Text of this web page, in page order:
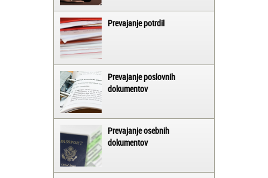
Prevajanje potrdil
Prevajanje poslovnih
dokumentov
Prevajanje osebnih
dokumentov